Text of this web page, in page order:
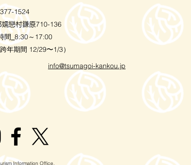
1524
戀村鎌原710-136
間 8:30～17:00
年期間 12/29〜1/3）
info@tsumagoi-kankou.jp
Information Office.